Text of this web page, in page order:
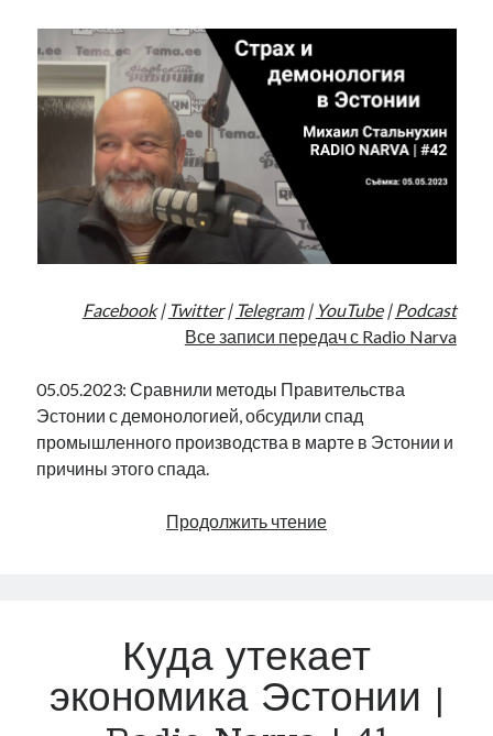
Facebook| Twitter| Telegram| YouTube| Podcast
Все записи передач с Radio Narva
05.05.2023: Сравнили методы Правительства
Эстонии с демонологией, обсудили спад
промышленного производства в марте в Эстонии и
причины этого спада.
Продолжить чтениеСтрах
|
Narva
Куда утекает
экономика Эстонии |